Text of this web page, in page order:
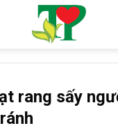
rang sấy